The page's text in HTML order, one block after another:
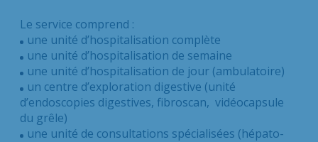
Le service comprend :
une unité d’hospitalisation complète
une unité d’hospitalisation de semaine
une unité d’hospitalisation de jour (ambulatoire)
un centre d’exploration digestive (unité
d’endoscopies digestives, fibroscan, vidéocapsule
du grêle)
une unité de consultations spécialisées (hépato-